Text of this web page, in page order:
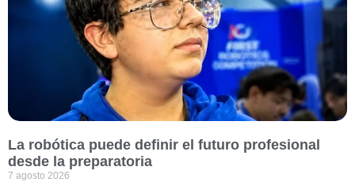
La robótica puede definir el futuro profesional
desde la preparatoria
7 agosto 2026